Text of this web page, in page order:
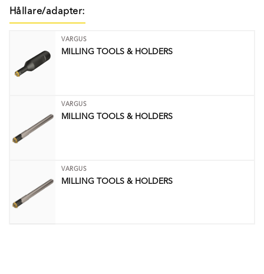
Hållare/adapter:
VARGUS
MILLING TOOLS & HOLDERS
VARGUS
MILLING TOOLS & HOLDERS
VARGUS
MILLING TOOLS & HOLDERS